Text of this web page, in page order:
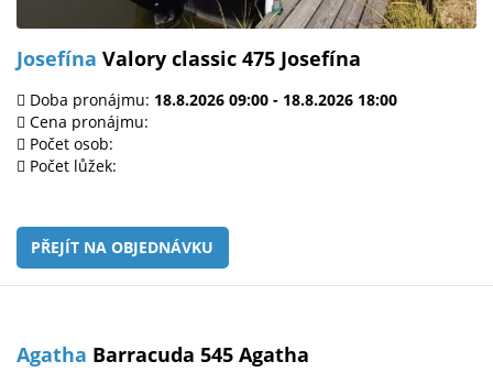
Josefína Valory classic 475 Josefína
Doba pronájmu: 18.8.2026 09:00 - 18.8.2026 18:00
Cena pronájmu:
Počet osob:
Počet lůžek:
PŘEJÍT NA OBJEDNÁVKU
Agatha Barracuda 545 Agatha